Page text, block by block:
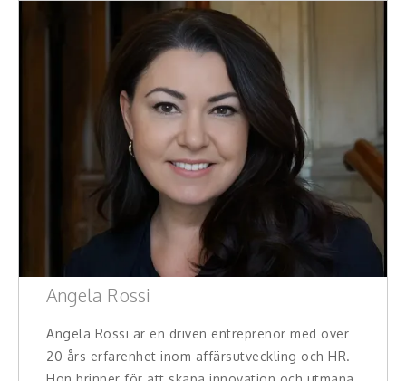
Angela Rossi
Angela Rossi är en driven entreprenör med över
20 års erfarenhet inom affärsutveckling och HR.